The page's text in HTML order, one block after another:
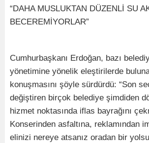
“DAHA MUSLUKTAN DÜZENLİ SU
BECEREMİYORLAR”
Cumhurbaşkanı Erdoğan, bazı
yönetimine yönelik eleştirilerde
konuşmasını şöyle sürdürdü: “Son
değiştiren birçok belediye şimdiden
hizmet noktasında iflas bayrağını
Konserinden asfaltına, reklamından
elinizi nereye atsanız oradan bir